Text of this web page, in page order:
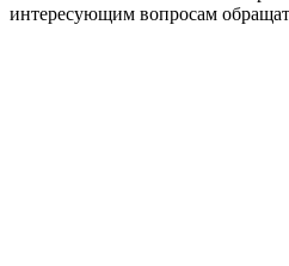
интересующим вопросам